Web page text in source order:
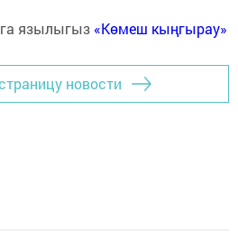
язылыгыз «Көмеш кыңгырау»
новости